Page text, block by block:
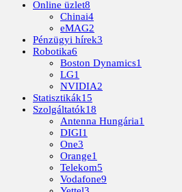
Online üzlet8
Chinai4
eMAG2
Pénzügyi hírek3
Robotika6
Boston Dynamics1
LG1
NVIDIA2
Statisztikák15
Szolgáltatók18
Antenna Hungária1
DIGI1
One3
Orange1
Telekom5
Vodafone9